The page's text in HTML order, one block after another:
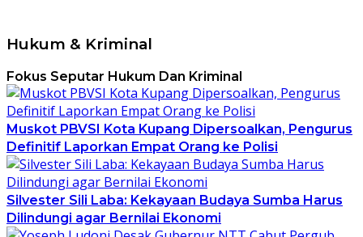
Hukum & Kriminal
Fokus Seputar Hukum Dan Kriminal
Muskot PBVSI Kota Kupang Dipersoalkan, Pengurus
Definitif Laporkan Empat Orang ke Polisi
Silvester Sili Laba: Kekayaan Budaya Sumba Harus
Dilindungi agar Bernilai Ekonomi